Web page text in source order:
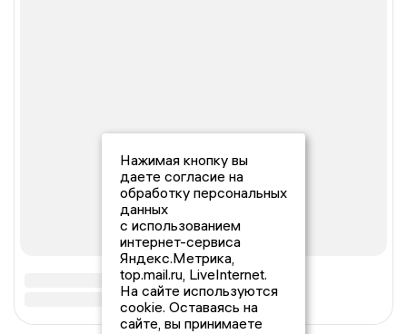
Нажимая кнопку вы
даете согласие на
обработку персональных
данных
с использованием
интернет-сервиса
Яндекс.Метрика,
top.mail.ru, LiveInternet.
На сайте используются
cookie. Оставаясь на
сайте, вы принимаете